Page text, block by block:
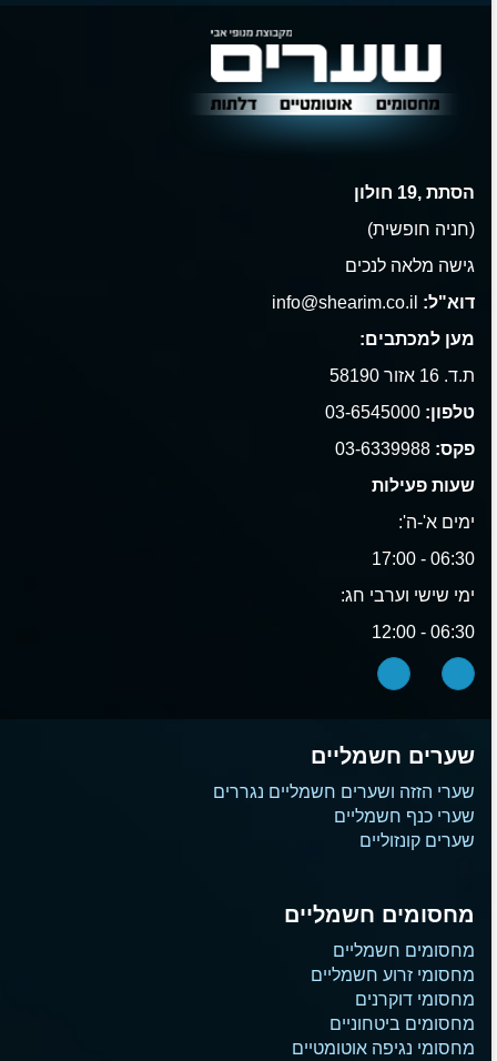
הסתת ,19 חולון
(חניה חופשית)
גישה מלאה לנכים
דוא"ל:
מען למכתבים:
ת.ד. 16 אזור 58190
טלפון:
פקס:
שעות פעילות
ימים א'-ה':
06:30 - 17:00
ימי שישי וערבי חג:
06:30 - 12:00
שערים חשמליים
שערי הזזה ושערים חשמליים נגררים
שערי כנף חשמליים
שערים קונזוליים
מחסומים חשמליים
מחסומים חשמליים
מחסומי זרוע חשמליים
מחסומי דוקרנים
מחסומים ביטחוניים
מחסומי נגיפה אוטומטיים